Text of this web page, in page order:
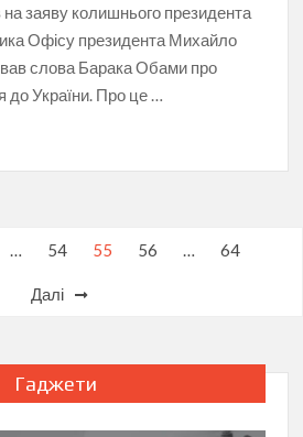
на заяву колишнього президента
Офісу президента Михайло
слова Барака Обами про
до України. Про це …
… 54 55 56 … 64
Далі
Гаджети